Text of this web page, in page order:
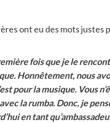
ont eu des mots justes
fois que je le
Honnêtement, nous
pour la musique. Vous
la rumba. Donc, je
en tant